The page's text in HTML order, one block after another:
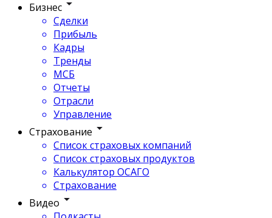
Бизнес
Сделки
Прибыль
Кадры
Тренды
МСБ
Отчеты
Отрасли
Управление
Страхование
Список страховых компаний
Список страховых продуктов
Калькулятор ОСАГО
Страхование
Видео